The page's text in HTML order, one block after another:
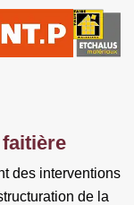
des interventions
de la